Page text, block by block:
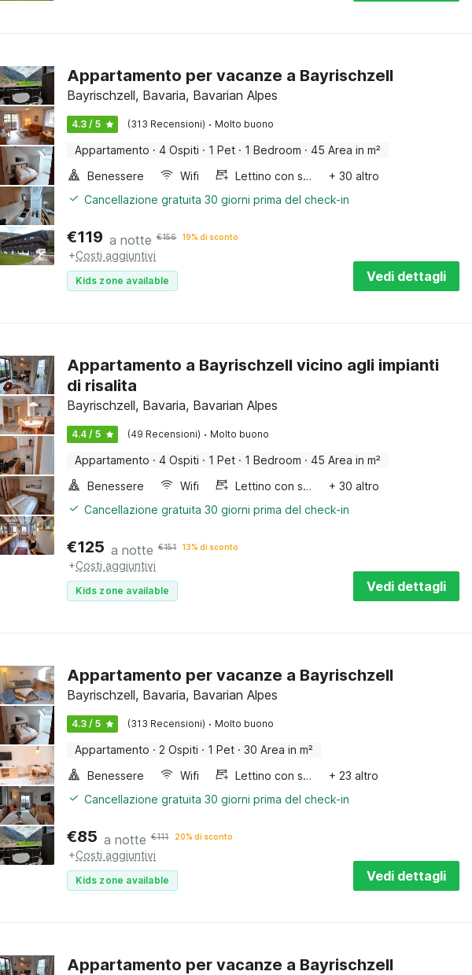
Appartamento per vacanze a Bayrischzell
Bayrischzell, Bavaria, Bavarian Alpes
4.3 / 5 (313 Recensioni) · Molto buono
Appartamento · 4 Ospiti · 1 Pet · 1 Bedroom · 45 Area in m²
Benessere
Wifi Lettino con sponde
+ 30 altro
Cancellazione gratuita 30 giorni prima del check-in
€119 a notte €156 19% di sconto
+Costi aggiuntivi
Kids zone available Vedi dettagli
Appartamento a Bayrischzell vicino agli impianti
di risalita
Bayrischzell, Bavaria, Bavarian Alpes
4.4 / 5 (49 Recensioni) · Molto buono
Appartamento · 4 Ospiti · 1 Pet · 1 Bedroom · 45 Area in m²
Benessere
Wifi Lettino con sponde
+ 30 altro
Cancellazione gratuita 30 giorni prima del check-in
€125 a notte €151 13% di sconto
+Costi aggiuntivi
Kids zone available Vedi dettagli
Appartamento per vacanze a Bayrischzell
Bayrischzell, Bavaria, Bavarian Alpes
4.3 / 5 (313 Recensioni) · Molto buono
Appartamento · 2 Ospiti · 1 Pet · 30 Area in m²
Benessere
Wifi Lettino con sponde
+ 23 altro
Cancellazione gratuita 30 giorni prima del check-in
€85 a notte €111 20% di sconto
+Costi aggiuntivi
Kids zone available Vedi dettagli
Appartamento per vacanze a Bayrischzell